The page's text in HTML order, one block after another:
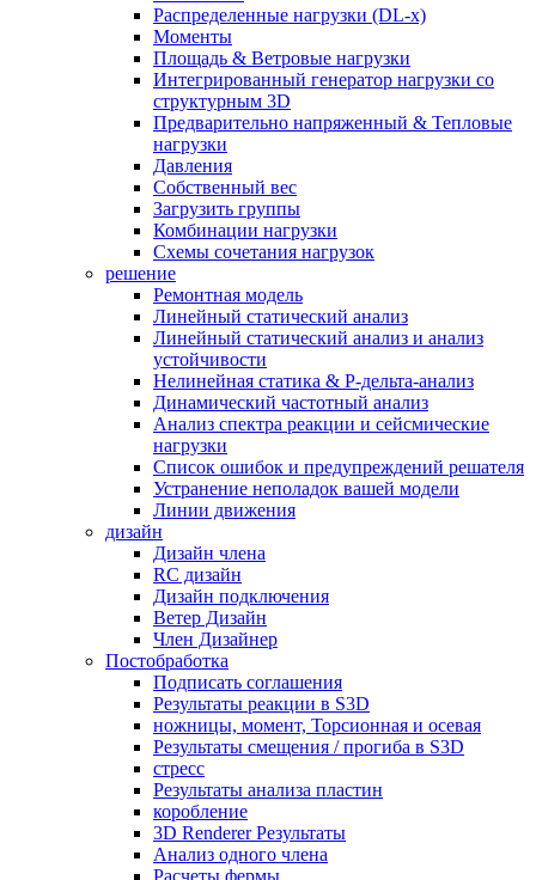
Распределенные нагрузки (DL-х)
Моменты
Площадь & Ветровые нагрузки
Интегрированный генератор нагрузки со
структурным 3D
Предварительно напряженный & Тепловые
нагрузки
Давления
Собственный вес
Загрузить группы
Комбинации нагрузки
Схемы сочетания нагрузок
решение
Ремонтная модель
Линейный статический анализ
Линейный статический анализ и анализ
устойчивости
Нелинейная статика & P-дельта-анализ
Динамический частотный анализ
Анализ спектра реакции и сейсмические
нагрузки
Список ошибок и предупреждений решателя
Устранение неполадок вашей модели
Линии движения
дизайн
Дизайн члена
RC дизайн
Дизайн подключения
Ветер Дизайн
Член Дизайнер
Постобработка
Подписать соглашения
Результаты реакции в S3D
ножницы, момент, Торсионная и осевая
Результаты смещения / прогиба в S3D
стресс
Результаты анализа пластин
коробление
3D Renderer Результаты
Анализ одного члена